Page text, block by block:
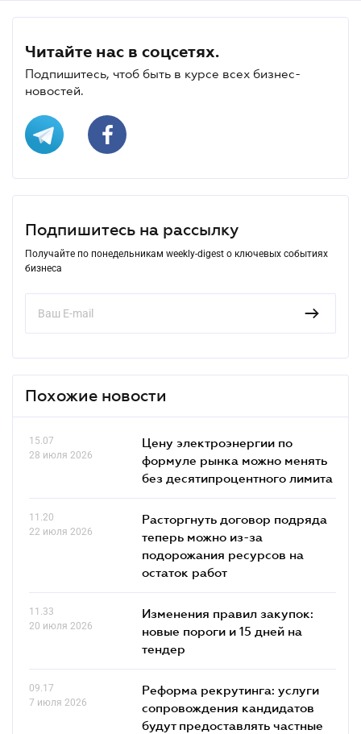
Читайте нас в соцсетях.
Подпишитесь, чтоб быть в курсе всех бизнес-
новостей.
Подпишитесь на рассылку
Получайте по понедельникам weekly-digest о ключевых событиях
бизнеса
Похожие новости
15.07
28 июля 2026
Цену электроэнергии по
формуле рынка можно менять
без десятипроцентного лимита
11.20
22 июля 2026
Расторгнуть договор подряда
теперь можно из-за
подорожания ресурсов на
остаток работ
11.33
20 июля 2026
Изменения правил закупок:
новые пороги и 15 дней на
тендер
09.17
7 июля 2026
Реформа рекрутинга: услуги
сопровождения кандидатов
будут предоставлять частные